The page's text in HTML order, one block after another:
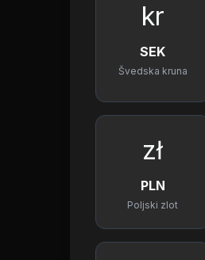
kr
SEK
Švedska kruna
zł
PLN
Poljski zlot